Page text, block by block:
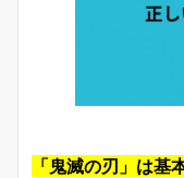
「鬼滅の刃」は